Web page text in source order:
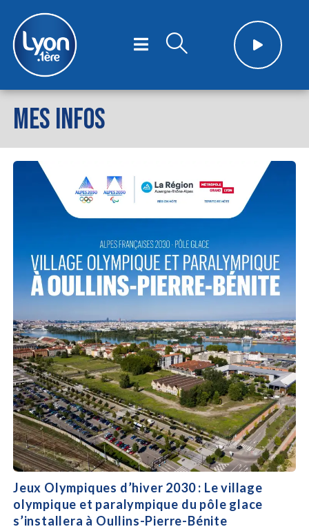
MES INFOS
Jeux Olympiques d’hiver 2030 : Le village
olympique et paralympique du pôle glace
s’installera à Oullins-Pierre-Bénite